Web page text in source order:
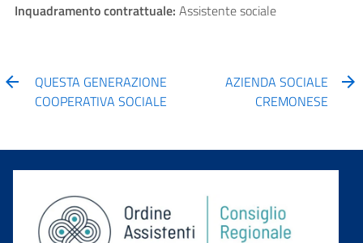
Inquadramento contrattuale: Assistente sociale
QUESTA GENERAZIONE
COOPERATIVA SOCIALE
AZIENDA SOCIALE
CREMONESE